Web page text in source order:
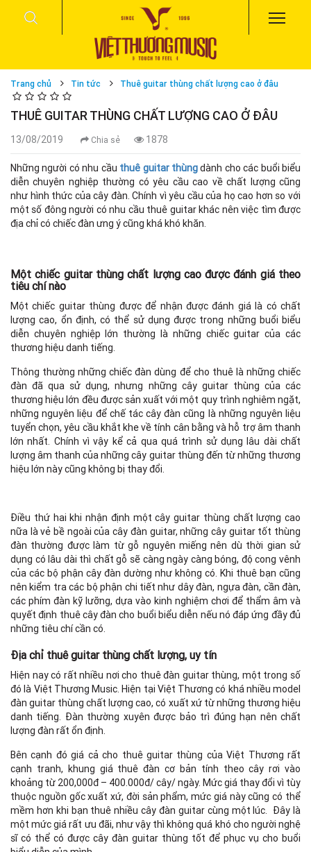
Trang chủ Tin tức Thuê guitar thùng chất lượng cao ở đâu
THUÊ GUITAR THÙNG CHẤT LƯỢNG CAO Ở ĐÂU
13/08/2019 Chia sẻ 1878
Những người có nhu cầu thuê guitar thùngdành cho các buổi biểu
diễn chuyên nghiệp thường có yêu cầu cao về chất lượng cũng
như hình thức của cây đàn. Chính vì yêu cầu của họ cao hơn so với
một số đông người có nhu cầu thuê guitar khác nên việc tìm được
địa chỉ có chiếc đàn ưng ý cũng khá khó khăn.
Một chiếc guitar thùng chất lượng cao được đánh giá theo
tiêu chí nào
Một chiếc guitar thùng được để nhận được đánh giá là có chất
lượng cao, ổn định, có thể sử dụng được trong những buổi biểu
diễn chuyên nghiệp lớn thường là những chiếc guitar của các
thương hiệu danh tiếng.
Thông thường những chiếc đàn dùng để cho thuê là những chiếc
đàn đã qua sử dụng, nhưng những cây guitar thùng của các
thương hiệu lớn đều được sản xuất với một quy trình nghiêm ngặt,
những nguyên liệu để chế tác cây đàn cũng là những nguyên liệu
tuyển chọn, yêu cầu khắt khe về tính cân bằng và hỗ trợ âm thanh
lớn nhất. Chính vì vậy kể cả qua quá trình sử dụng lâu dài chất
lượng âm thanh của những cây guitar thùng đến từ những thương
hiệu lớn này cũng không bị thay đổi.
Điều thứ hai khi nhận định một cây guitar thùng chất lượng cao
nữa là vẻ bề ngoài của cây đàn guitar, những cây guitar tốt thùng
đàn thường được làm từ gỗ nguyên miếng nên dù thời gian sử
dụng có lâu dài thì chất gỗ sẽ càng ngày càng bóng, độ cong vênh
của các bộ phận cây đàn dường như không có. Khi thuê bạn cũng
nên kiểm tra các bộ phận chi tiết như dây đàn, ngựa đàn, cần đàn,
các phím đàn kỹ lưỡng, dựa vào kinh nghiệm chơi để thẩm âm và
quyết định thuê cây đàn cho buổi biểu diễn nếu nó đáp ứng đầy đủ
những tiêu chí cần có.
Địa chỉ thuê guitar thùng chất lượng, uy tín
Hiện nay có rất nhiều nơi cho thuê đàn guitar thùng, một trong số
đó là Việt Thương Music. Hiện tại Việt Thương có khá nhiều model
đàn guitar thùng chất lượng cao, có xuất xứ từ những thương hiệu
danh tiếng. Đàn thường xuyên được bảo trì đúng hạn nên chất
lượng đàn rất ổn định.
Bên cạnh đó giá cả cho thuê guitar thùng của Việt Thương rất
cạnh tranh, khung giá thuê đàn cơ bản tính theo cây rơi vào
khoảng từ 200,000đ – 400.000đ/ cây/ ngày. Mức giá thay đổi vì tùy
thuộc nguồn gốc xuất xứ, đời sản phẩm, mức giá này cũng có thể
mềm hơn khi bạn thuê nhiều cây đàn guitar cùng một lúc. Đây là
một mức giá rất ưu đãi, như vậy thì không quá khó cho người nghệ
sĩ có thể có được cây đàn guitar thùng tốt để phục vụ cho buổi